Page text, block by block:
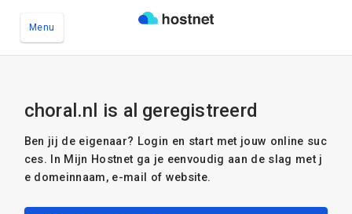
Menu
choral.nl is al geregistreerd
Ben jij de eigenaar? Login en start met jouw online suc
ces. In Mijn Hostnet ga je eenvoudig aan de slag met j
e domeinnaam, e-mail of website.